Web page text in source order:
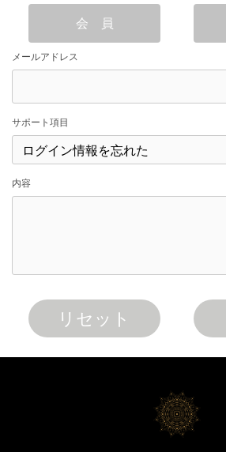
会 員
メールアドレス
サポート項目
内容